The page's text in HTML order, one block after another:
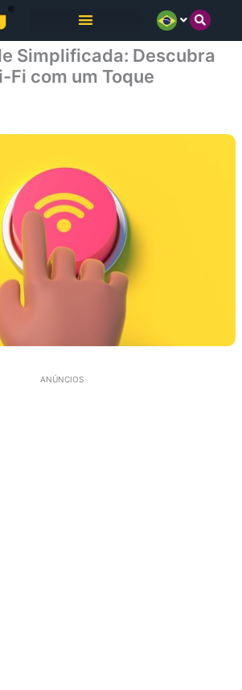
Simplificada: Descubra
Fi com um Toque
ANÚNCIOS